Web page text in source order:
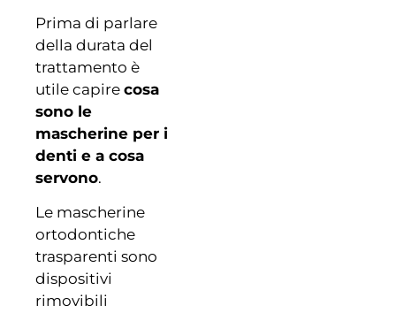
Prima di parlare
della durata del
trattamento è
utile capire cosa
sono le
mascherine per i
denti e a cosa
servono.
Le mascherine
ortodontiche
trasparenti sono
dispositivi
rimovibili